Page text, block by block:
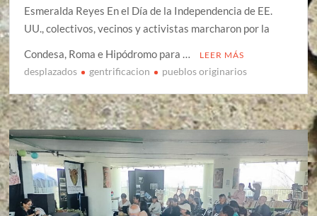
Esmeralda Reyes En el Día de la Independencia de EE.
UU., colectivos, vecinos y activistas marcharon por la
Condesa, Roma e Hipódromo para …
LEER MÁS
desplazados gentrificacion pueblos originarios